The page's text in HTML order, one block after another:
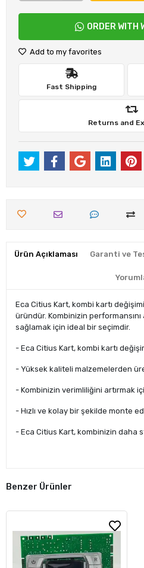
ORDER WITH
Add to my favorites
Fast Shipping
Returns and
Ürün Açıklaması Garanti ve
Eca Citius Kart, kombi kartı
üründür. Kombinizin
sağlamak için ideal bir seçimdir.
- Eca Citius Kart, kombi kartı
- Yüksek kaliteli malzemelerden
- Kombinizin verimliliğini artırmak
- Hızlı ve kolay bir şekilde monte
- Eca Citius Kart, kombinizin daha
Benzer Ürünler